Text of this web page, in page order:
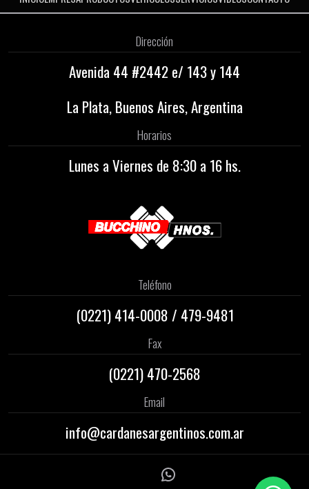
Dirección
Avenida 44 #2442 e/ 143 y 144
La Plata, Buenos Aires, Argentina
Horarios
Lunes a Viernes de 8:30 a 16 hs.
Teléfono
(0221)414-0008 / 479-9481
Fax
(0221) 470-2568
Email
info@cardanesargentinos.com.ar